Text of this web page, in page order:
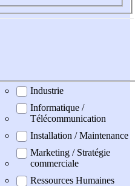
Industrie
Informatique /
Télécommunication
Installation / Maintenance
Marketing / Stratégie
commerciale
Ressources Humaines